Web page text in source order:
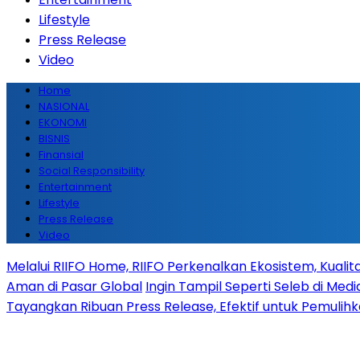
Lifestyle
Press Release
Video
Home
NASIONAL
EKONOMI
BISNIS
Finansial
Social Responsibility
Entertainment
Lifestyle
Press Release
Video
Melalui RIIFO Home, RIIFO Perkenalkan Ekosistem,
Aman di Pasar Global Ingin Tampil Seperti Seleb di
Tayangkan Ribuan Press Release, Efektif untuk